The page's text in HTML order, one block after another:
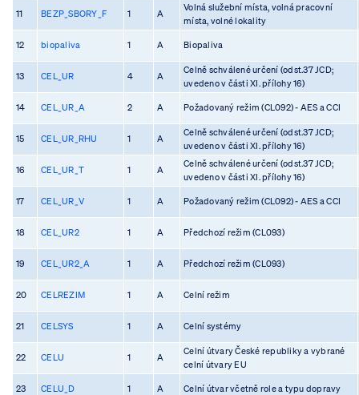
11 BEZP_SBORY_F 1 A
Volná služební místa, volná pracovní
místa, volné lokality
12 biopaliva 1 A Biopaliva
13 CEL_UR 4 A
Celně schválené určení (odst.37 JCD;
uvedeno v části XI. přílohy 16)
14 CEL_UR_A 2 A Požadovaný režim (CL092) - AES a CCI
15 CEL_UR_RHU 1 A
Celně schválené určení (odst.37 JCD;
uvedeno v části XI. přílohy 16)
16 CEL_UR_T 1 A
Celně schválené určení (odst.37 JCD;
uvedeno v části XI. přílohy 16)
17 CEL_UR_V 1 A Požadovaný režim (CL092) - AES a CCI
18 CEL_UR2 1 A Předchozí režim (CL093)
19 CEL_UR2_A 1 A Předchozí režim (CL093)
20 CELREZIM 1 A Celní režim
21 CELSYS 1 A Celní systémy
22 CELU 1 A
Celní útvary České republiky a vybrané
celní útvary EU
23 CELU_D 1 A Celní útvar včetně role a typu dopravy